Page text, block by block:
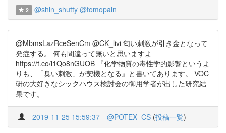
2 @shin_shutty @tomopain
@MbmsLazRceSenCm @CK_livi 匂い刺激が引き金となって
発症する。 何も間違って無いと思いますよ
https://t.co/i1Qo8nGUOB 『化学物質の毒性学的影響というよ
りも、「臭い刺激」が契機となる』と書いてあります。 VOC
研の大好きなシックハウス検討会の御用学者が出した研究結
果です。
2019-11-25 15:59:37 @POTEX_CS (投稿一覧)